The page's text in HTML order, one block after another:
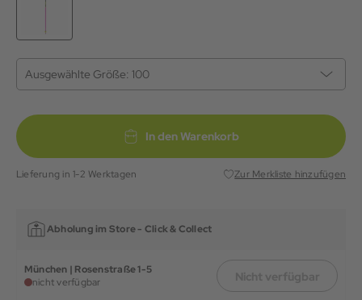
Ausgewählte Größe: 100
In den Warenkorb
Lieferung in 1-2 Werktagen Zur Merkliste hinzufügen
Abholung im Store - Click & Collect
München | Rosenstraße 1-5
nicht verfügbar